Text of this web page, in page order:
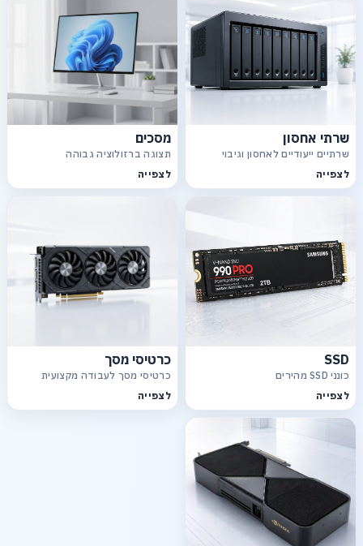
שרתי אחסון
שרתיים ייעודיים לאחסון וגיבוי
לצפייה
מסכים
תצוגה ברזולוציה גבוהה
לצפייה
SSD
כונני SSD מהירים
לצפייה
כרטיסי מסך
כרטיסי מסך לעבודה מקצועית
לצפייה